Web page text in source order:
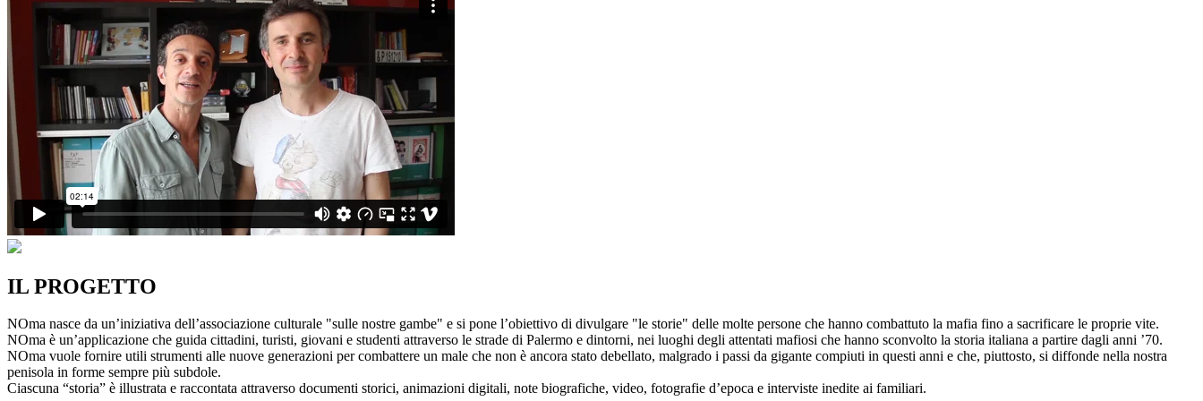
IL PROGETTO
NOma nasce da un’iniziativa dell’associazione culturale "sulle nostre gambe" e si pone l’obiettivo di divulgare "le storie" delle molte persone che hanno combattuto la mafia fino a sacrificare le proprie vite.
NOma è un’applicazione che guida cittadini, turisti, giovani e studenti attraverso le strade di Palermo e dintorni, nei luoghi degli attentati mafiosi che hanno sconvolto la storia italiana a partire dagli anni ’70.
NOma vuole fornire utili strumenti alle nuove generazioni per combattere un male che non è ancora stato debellato, malgrado i passi da gigante compiuti in questi anni e che, piuttosto, si diffonde nella nostra
penisola in forme sempre più subdole.
Ciascuna “storia” è illustrata e raccontata attraverso documenti storici, animazioni digitali, note biografiche, video, fotografie d’epoca e interviste inedite ai familiari.